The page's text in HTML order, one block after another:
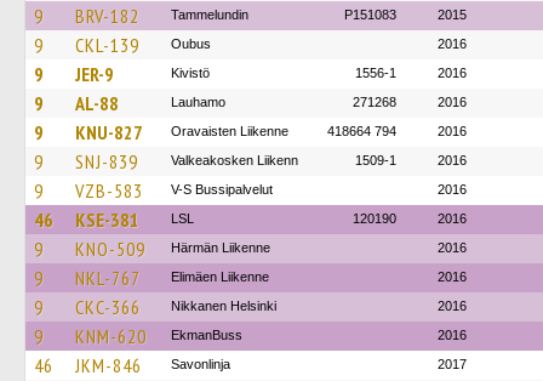
9 BRV-182 Tammelundin P151083 2015
9 CKL-139 Oubus 2016
9 JER-9 Kivistö 1556-1 2016
9 AL-88 Lauhamo 271268 2016
9 KNU-827 Oravaisten Liikenne 418664 794 2016
9 SNJ-839 Valkeakosken Liikenn 1509-1 2016
9 VZB-583 V-S Bussipalvelut 2016
46 KSE-381 LSL 120190 2016
9 KNO-509 Härmän Liikenne 2016
9 NKL-767 Elimäen Liikenne 2016
9 CKC-366 Nikkanen Helsinki 2016
9 KNM-620 EkmanBuss 2016
46 JKM-846 Savonlinja 2017